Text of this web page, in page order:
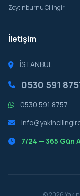
Zeytinburnu Çilingir
İletişim
İSTANBUL
0530 591
0530 591 8757
7/24 — 365 Gün